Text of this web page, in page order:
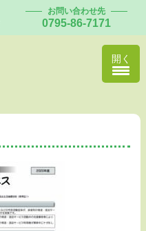
お問い合わせ先
0795-86-7171
開く